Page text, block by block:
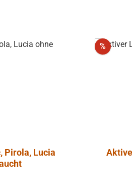
Pirola, Lucia
%Rabatt